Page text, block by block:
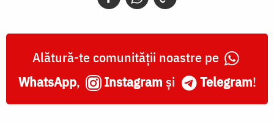
Alătură-te comunității noastre pe
WhatsApp, Instagram și Telegram!